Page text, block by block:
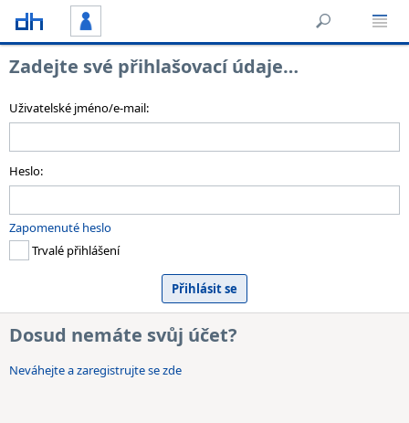
Zadejte své přihlašovací údaje…
Uživatelské jméno/e-mail:
Heslo:
Zapomenuté heslo
Trvalé přihlášení
Dosud nemáte svůj účet?
Neváhejte a zaregistrujte se zde